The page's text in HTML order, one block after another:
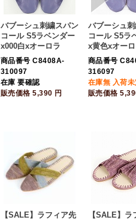
バブーシュ刺繍スパン
コール S5ラベンダー
x000白xオーロラ
商品番号 C8408A-
310097
在庫 要確認
販売価格5,390 円
バブーシュ
コール S5ラ
x黄色xオー
商品番号
316097
在庫無 入荷
販売価格
【SALE】ラフィア先
【SALE】ラ